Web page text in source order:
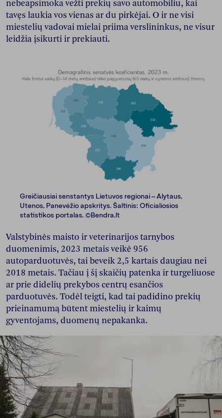
nebeapsimoka vežti prekių savo automobiliu, kai
tavęs laukia vos vienas ar du pirkėjai. O ir ne visi
miestelių vadovai mielai priima verslininkus, ne visur
leidžia įsikurti ir prekiauti.
Greičiausiai senstantys Lietuvos regionai – Alytaus,
Utenos, Panevėžio apskritys. Šaltinis: Oficialiosios
statistikos portalas. ©Bendra.lt
Valstybinės maisto ir veterinarijos tarnybos
duomenimis, 2023 metais veikė 956
autoparduotuvės, tai beveik 2,5 kartais daugiau nei
2018 metais. Tačiau į šį skaičių patenka ir turgeliuose
ar prie didelių prekybos centrų esančios
parduotuvės. Todėl teigti, kad tai padidino prekių
prieinamumą būtent miestelių ir kaimų
gyventojams, duomenų nepakanka.